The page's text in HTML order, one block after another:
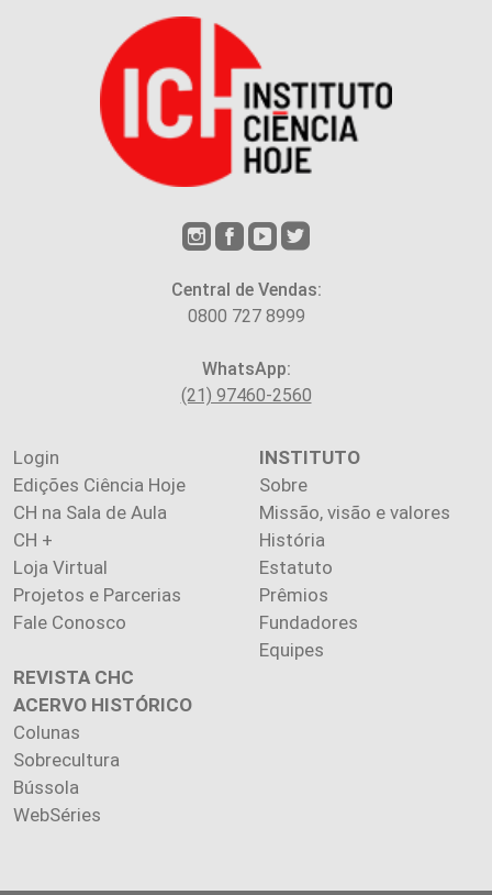
Central de Vendas:
0800 727 8999
WhatsApp:
(21) 97460-2560
Login
Edições Ciência Hoje
CH na Sala de Aula
CH +
Loja Virtual
Projetos e Parcerias
Fale Conosco
INSTITUTO
Sobre
Missão, visão e valores
História
Estatuto
Prêmios
Fundadores
Equipes
REVISTA CHC
ACERVO HISTÓRICO
Colunas
Sobrecultura
Bússola
WebSéries